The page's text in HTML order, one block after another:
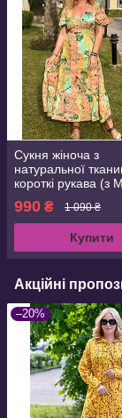
Сукня жіноча з
натуральної
короткі рукава (з
990 ₴ 1 090 ₴
Купити
Акційні
–20%